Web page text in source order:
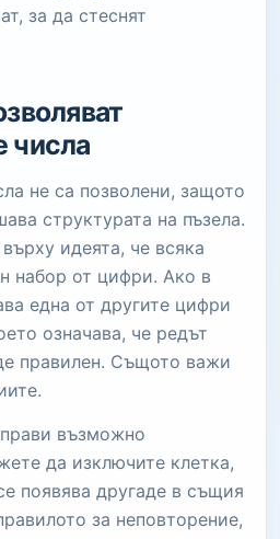
за да стеснят
числа
не са позволени, защото
структурата на пъзела.
идеята, че всяка
набор от цифри. Ако в
една от другите цифри
означава, че редът
правилен. Същото важи
възможно
да изключите клетка,
появява другаде в същия
за неповторение,